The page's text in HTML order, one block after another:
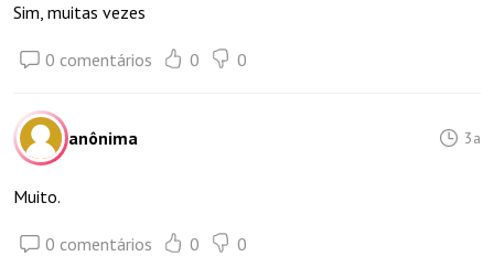
Sim, muitas vezes
0 comentários 0 0
anônima 3a
Muito.
0 comentários 0 0